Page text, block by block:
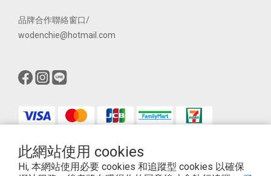
此網站使用 cookies
Hi, 本網站使用必要 cookies 和追蹤型 cookies 以確保
品牌合作聯絡窗口/
wodenchie@hotmail.com
$ TWD 繁體中文